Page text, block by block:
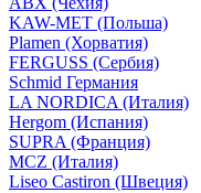
KAW-MET (Польша)
Plamen (Хорватия)
FERGUSS (Сербия)
Schmid Германия
LA NORDICA (Италия)
Hergom (Испания)
SUPRA (Франция)
MCZ (Италия)
Liseo Castiron (Швеция)